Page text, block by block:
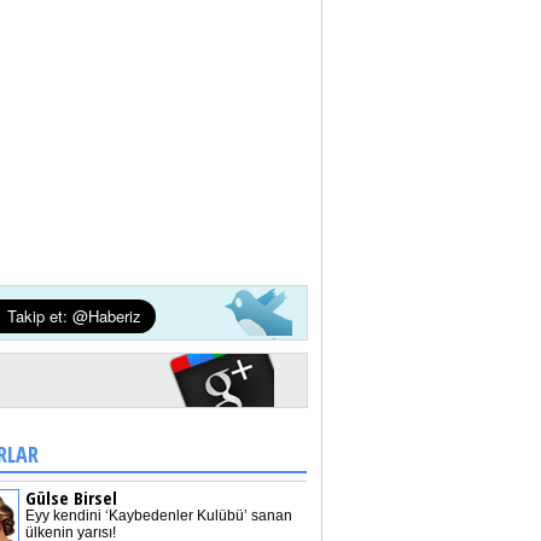
Gülse Birsel
Eyy kendini ‘Kaybedenler Kulübü’ sanan
ülkenin yarısı!